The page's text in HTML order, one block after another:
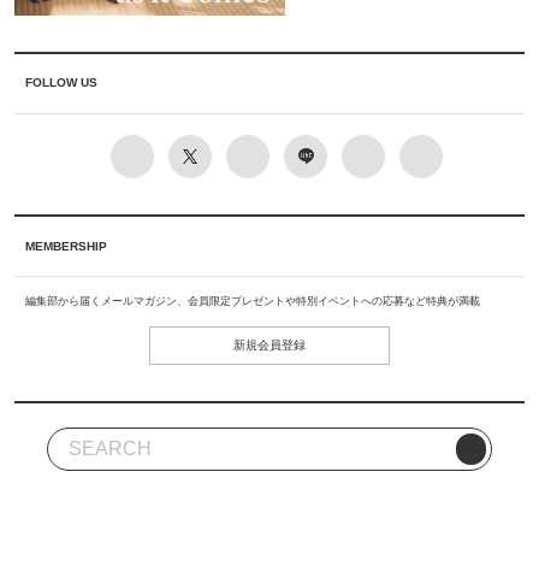
FOLLOW US
MEMBERSHIP
編集部から届くメールマガジン、会員限定プレゼントや特別イベントへの応募など特典が満載
新規会員登録